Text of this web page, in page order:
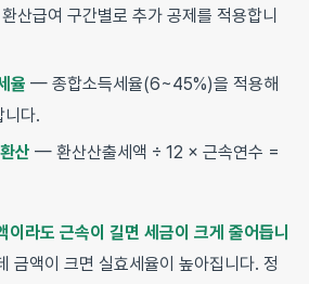
산급여 구간별로 추가 공제를 적용합니
율 — 종합소득세율(6~45%)을 적용해
니다.
산 — 환산산출세액 ÷ 12 × 근속연수 =
이라도 근속이 길면 세금이 크게 줄어듭니
금액이 크면 실효세율이 높아집니다. 정